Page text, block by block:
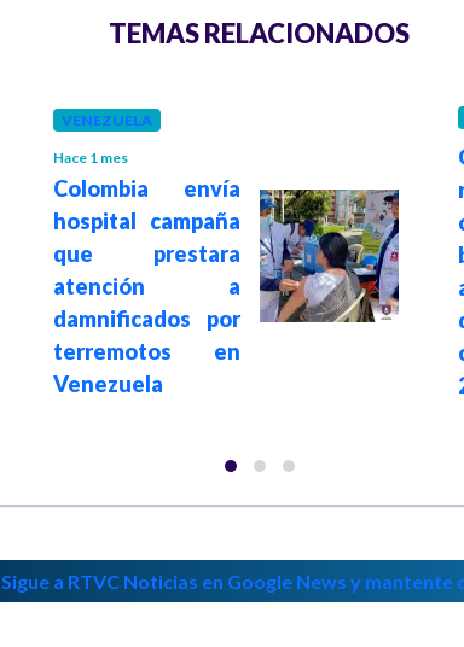
TEMAS RELACIONADOS
VENEZUELA
Hace 1 mes
Colombia envía
hospital campaña
que prestara
atención a
damnificados por
terremotos en
Venezuela
Sigue a RTVC Noticias en Google News y mantente